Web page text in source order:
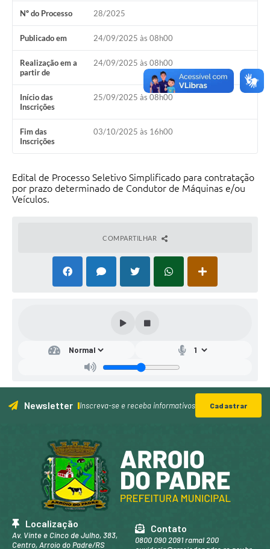
Nº do Processo 28/2025
Publicado em 24/09/2025 às 08h00
Realização em a
partir de
24/09/2025 às 08h00
Início das
Inscrições
25/09/2025 às 08h00
Fim das
Inscrições
03/10/2025 às 16h00
Edital de Processo Seletivo Simplificado para contratação
por prazo determinado de Condutor de Máquinas e/ou
Veículos.
COMPARTILHAR
Newsletter Inscreva-se e receba informativos Cadastrar
Localização
Av. Vinte e Cinco de Julho, 383,
Centro, Arroio do Padre/RS
Contato
0800 090 2091 ramal 200